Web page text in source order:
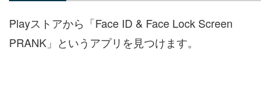
Playストアから「Face ID & Face Lock Screen
PRANK」というアプリを見つけます。